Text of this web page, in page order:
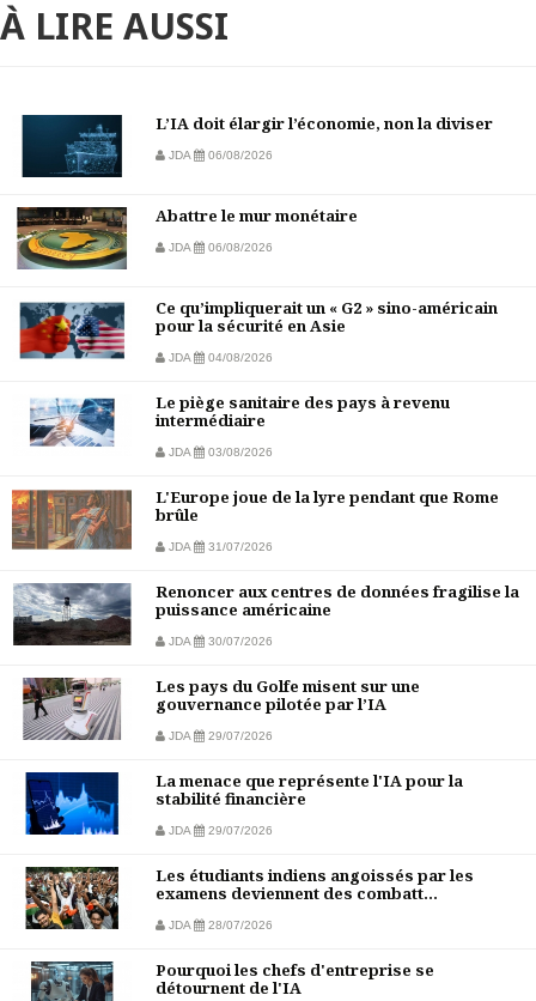
À LIRE AUSSI
L’IA doit élargir l’économie, non la diviser
JDA 06/08/2026
Abattre le mur monétaire
JDA 06/08/2026
Ce qu’impliquerait un « G2 » sino-américain
pour la sécurité en Asie
JDA 04/08/2026
Le piège sanitaire des pays à revenu
intermédiaire
JDA 03/08/2026
L'Europe joue de la lyre pendant que Rome
brûle
JDA 31/07/2026
Renoncer aux centres de données fragilise la
puissance américaine
JDA 30/07/2026
Les pays du Golfe misent sur une
gouvernance pilotée par l’IA
JDA 29/07/2026
La menace que représente l'IA pour la
stabilité financière
JDA 29/07/2026
Les étudiants indiens angoissés par les
examens deviennent des combatt...
JDA 28/07/2026
Pourquoi les chefs d'entreprise se
détournent de l'IA